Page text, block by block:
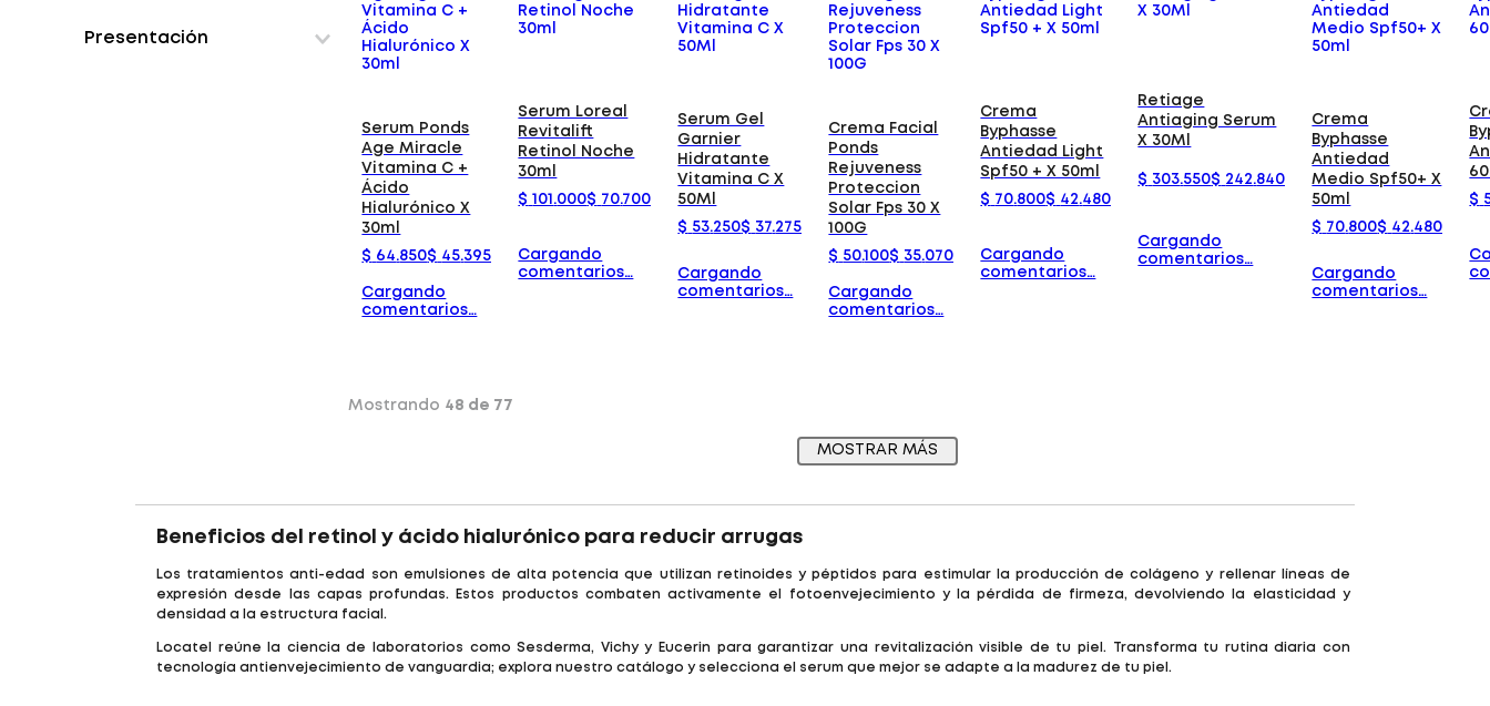
Avene
UNISEX
Presentación
Serum Ponds
Age Miracle
Vitamina C +
Ácido
Hialurónico X
30ml
$ 64.850$ 45.395
Cargando
comentarios…
Serum Loreal
Revitalift
Retinol Noche
30ml
$ 101 .000$ 70.700
Cargando
comentarios…
Serum Gel
Garnier
Hidratante
Vitamina C X
50Ml
$ 53.250$ 37.275
Cargando
comentarios…
Crema Facial
Ponds
Rejuveness
Proteccion
Solar Fps 30 X
100G
$ 50.100$ 35.070
Cargando
comentarios…
Crema
Byphasse
Antiedad Light
Spf50 + X 50ml
$ 70.800$ 42.480
Cargando
comentarios…
Retiage
Antiaging Serum
X 30Ml
$ 303.550$ 242.840
Cargando
comentarios…
Crema
Byphasse
Antiedad
Medio Spf50+ X
50ml
$ 70.800$ 42.480
Cargando
comentarios…
$
Mostrando 48 de 77
MOSTRAR MÁS
Beneficios del retinol y ácido hialurónico para reducir arrugas
Los tratamientos anti-edad son emulsiones de alta potencia que utilizan retinoides y péptidos para estimular la producción de colágeno y rellenar líneas de
expresión desde las capas profundas. Estos productos combaten activamente el fotoenvejecimiento y la pérdida de firmeza, devolviendo la elasticidad y
densidad a la estructura facial.
Locatel reúne la ciencia de laboratorios como Sesderma, Vichy y Eucerin para garantizar una revitalización visible de tu piel. Transforma tu rutina diaria con
tecnología antienvejecimiento de vanguardia; explora nuestro catálogo y selecciona el serum que mejor se adapte a la madurez de tu piel.